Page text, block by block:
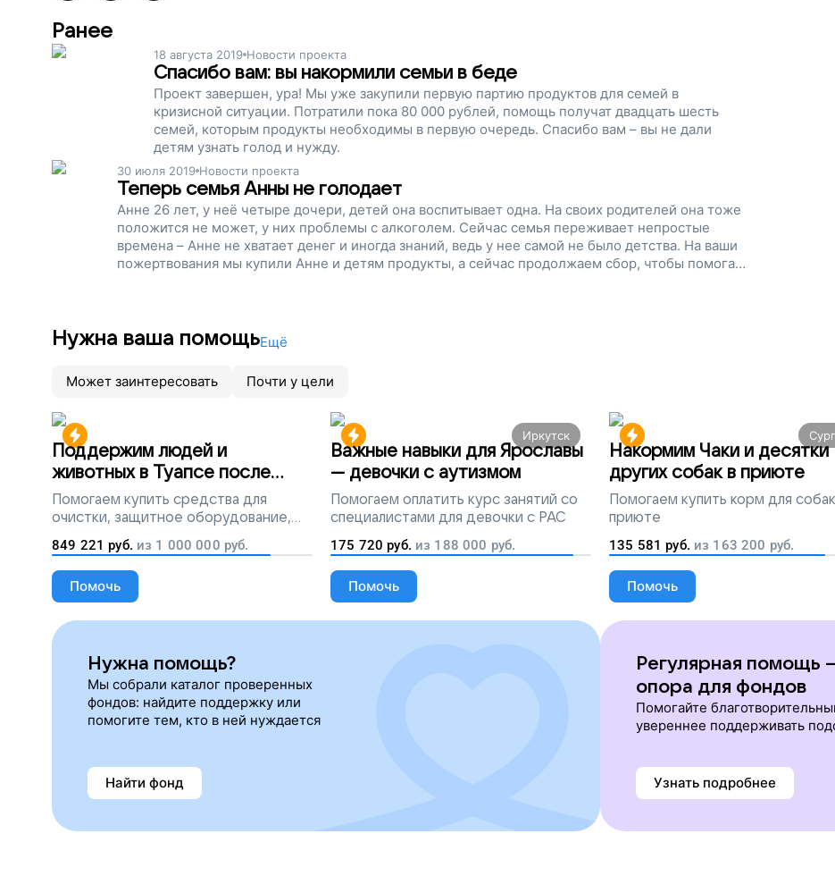
Ранее
18 августа 2019 Новости проекта
Спасибо вам: вы накормили семьи в беде
Проект завершен, ура! Мы уже закупили первую партию продуктов для семей в
кризисной ситуации. Потратили пока 80 000 рублей, помощь получат двадцать шесть
семей, которым продукты необходимы в первую очередь. Спасибо вам – вы не дали
детям узнать голод и нужду.
30 июля 2019 Новости проекта
Теперь семья Анны не голодает
Анне 26 лет, у неё четыре дочери, детей она воспитывает одна. На своих родителей она тоже
положится не может, у них проблемы с алкоголем. Сейчас семья переживает непростые
времена – Анне не хватает денег и иногда знаний, ведь у нее самой не было детства. На ваши
пожертвования мы купили Анне и детям продукты, а сейчас продолжаем сбор, чтобы помогать
Нужна ваша помощьЕщё
Может заинтересовать Почти у цели
Поддержим людей и
животных в Туапсе после
разлива мазута
Помогаем купить средства для
очистки, защитное оборудование,
лекарства, корм и предметы первой
необходимости
849 221 руб. из 1 000 000 руб.
Помочь
Иркутск
Важные навыки для Ярославы
— девочки с аутизмом
Помогаем оплатить курс занятий со
специалистами для девочки с РАС
175 720 руб. из 188 000 руб.
Помочь
Накормим Чаки и десятки
других собак в приюте
Помогаем купить корм для
приюте
135 581 руб. из 163 200 руб.
Помочь
Нужна помощь?
Мы собрали каталог проверенных
фондов: найдите поддержку или
помогите тем, кто в ней нуждается
Найти фонд
Регулярная помощь
опора для фондов
Помогайте
увереннее поддерживать
Узнать подробнее